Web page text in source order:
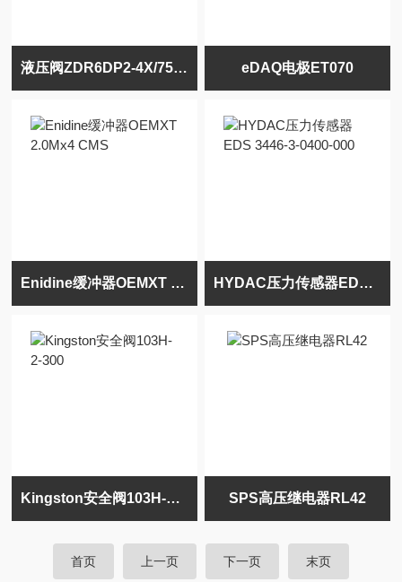
液压阀ZDR6DP2-4X/75YM 力士乐REXROTH eDAQ电极ET070
Enidine缓冲器OEMXT 2.0Mx4 CMS HYDAC压力传感器EDS 3446-3-0400-000
Kingston安全阀103H-2-300 SPS高压继电器RL42
首页 上一页 下一页 末页